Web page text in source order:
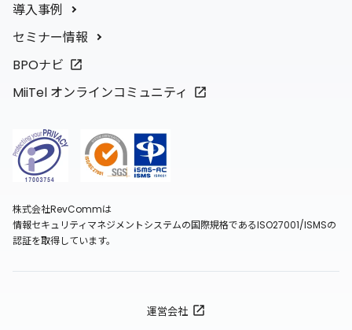
導入事例
セミナー情報
BPOナビ
MiiTel オンラインコミュニティ
株式会社RevCommは
情報セキュリティマネジメントシステムの国際規格であるISO27001/ISMSの
認証を取得しています。
運営会社